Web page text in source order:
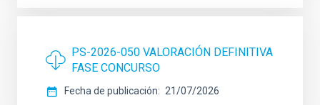
PS-2026-050 VALORACIÓN DEFINITIVA
FASE CONCURSO
Fecha de publicación 21/07/2026